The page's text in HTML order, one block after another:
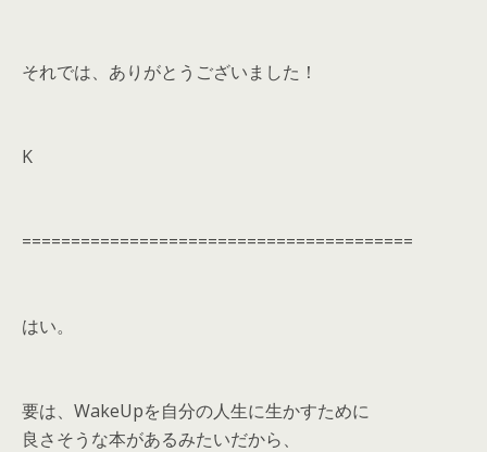
それでは、ありがとうございました！
K
========================================
はい。
要は、WakeUpを自分の人生に生かすために
良さそうな本があるみたいだから、